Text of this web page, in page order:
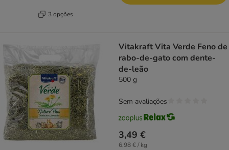
3 opções
Vitakraft Vita Verde Feno de
rabo-de-gato com dente-
de-leão
500 g
3,49 €
6,98 € / kg
Sem avaliações